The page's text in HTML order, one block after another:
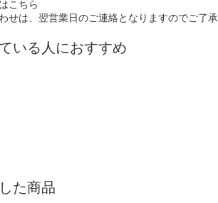
こちら
せは、翌営業日のご連絡となりますのでご了承
いる人におすすめ
た商品